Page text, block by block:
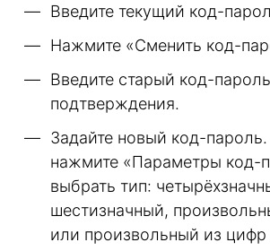
Введите текущий код-
Нажмите «Сменить код-
Введите старый код-
подтверждения.
Задайте новый код-
нажмите «Параметры код-
выбрать тип:
шестизначный,
или произвольный из цифр